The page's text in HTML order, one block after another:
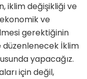
iklim değişikliği ve
ve
gerektiğinin
düzenlenecek İklim
yapacağız.
için değil,